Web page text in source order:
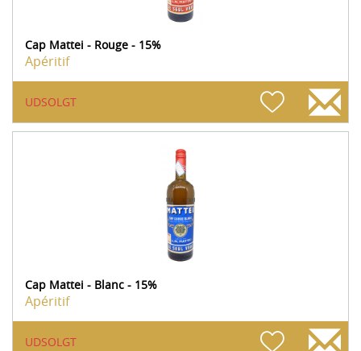
Cap Mattei - Rouge - 15%
Apéritif
UDSOLGT
Cap Mattei - Blanc - 15%
Apéritif
UDSOLGT